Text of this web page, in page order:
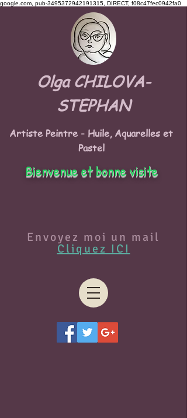
google.com, pub-3495372942191315, DIRECT, f08c47fec0942fa0
Olga CHILOVA-
STEPHAN
Artiste Peintre - Huile, Aquarelles et
Pastel
Envoyez moi un mail
Cliquez ICI
Bienvenue et bonne visite